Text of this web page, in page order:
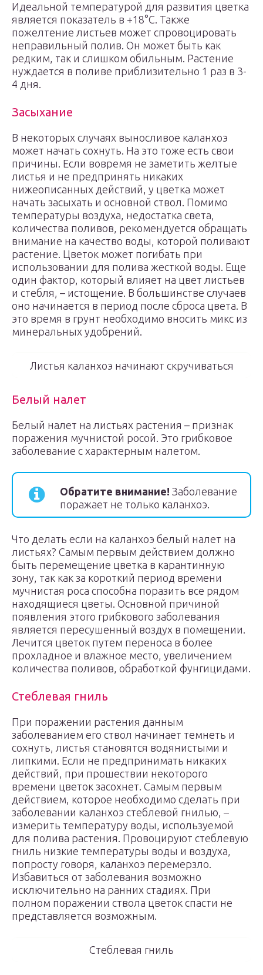
Идеальной температурой для развития цветка
является показатель в +18°С. Также
пожелтение листьев может спровоцировать
неправильный полив. Он может быть как
редким, так и слишком обильным. Растение
нуждается в поливе приблизительно 1 раз в 3-
4 дня.
Засыхание
В некоторых случаях выносливое каланхоэ
может начать сохнуть. На это тоже есть свои
причины. Если вовремя не заметить желтые
листья и не предпринять никаких
нижеописанных действий, у цветка может
начать засыхать и основной ствол. Помимо
температуры воздуха, недостатка света,
количества поливов, рекомендуется обращать
внимание на качество воды, которой поливают
растение. Цветок может погибать при
использовании для полива жесткой воды. Еще
один фактор, который влияет на цвет листьев
и стебля, – истощение. В большинстве случаев
оно начинается в период после сброса цвета. В
это время в грунт необходимо вносить микс из
минеральных удобрений.
Листья каланхоэ начинают скручиваться
Белый налет
Белый налет на листьях растения – признак
поражения мучнистой росой. Это грибковое
заболевание с характерным налетом.
Обратите внимание! Заболевание
поражает не только каланхоэ.
Что делать если на каланхоэ белый налет на
листьях? Самым первым действием должно
быть перемещение цветка в карантинную
зону, так как за короткий период времени
мучнистая роса способна поразить все рядом
находящиеся цветы. Основной причиной
появления этого грибкового заболевания
является пересушенный воздух в помещении.
Лечится цветок путем переноса в более
прохладное и влажное место, увеличением
количества поливов, обработкой фунгицидами.
Стеблевая гниль
При поражении растения данным
заболеванием его ствол начинает темнеть и
сохнуть, листья становятся водянистыми и
липкими. Если не предпринимать никаких
действий, при прошествии некоторого
времени цветок засохнет. Самым первым
действием, которое необходимо сделать при
заболевании каланхоэ стеблевой гнилью, –
измерить температуру воды, используемой
для полива растения. Провоцируют стеблевую
гниль низкие температуры воды и воздуха,
попросту говоря, каланхоэ перемерзло.
Избавиться от заболевания возможно
исключительно на ранних стадиях. При
полном поражении ствола цветок спасти не
представляется возможным.
Стеблевая гниль